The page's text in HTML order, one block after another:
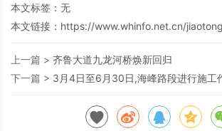
本文标签：无
本文链接： https://www.whinfo.net.cn/
上一篇 > 齐鲁大道九龙河桥焕新回归
下一篇 > 3月4日至6月30日,海峰路段进行施工